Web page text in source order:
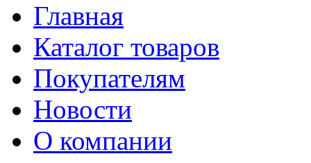
Главная
Каталог товаров
Покупателям
Новости
О компании